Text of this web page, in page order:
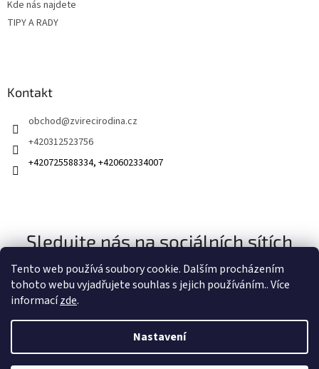
Tento web používá soubory cookie. Dalším procházením
tohoto webu vyjadřujete souhlas s jejich používáním.. Více
informacízde.
Nastavení
Kde nás najdete
TIPY A RADY
Kontakt
obchod@zvirecirodina.cz
+420312523756
+420725588334, +420602334007
Sledujte nás na sociálních sítích
Vytvořil Shoptet